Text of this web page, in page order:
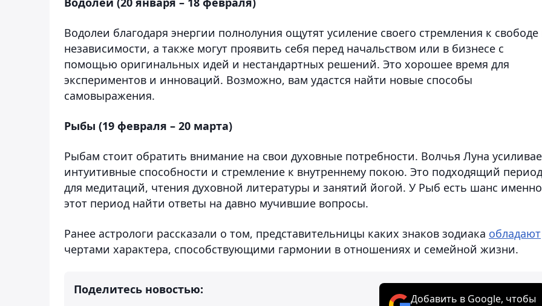
Водолеи благодаря энергии полнолуния ощутят усиление своего стремления к свободе
независимости, а также могут проявить себя перед начальством или в бизнесе с
помощью оригинальных идей и нестандартных решений. Это хорошее время для
экспериментов и инноваций. Возможно, вам удастся найти новые способы
самовыражения.
Рыбы (19 февраля – 20 марта)
Рыбам стоит обратить внимание на свои духовные потребности. Волчья Луна
интуитивные способности и стремление к внутреннему покою. Это подходящий период
для медитаций, чтения духовной литературы и занятий йогой. У Рыб есть шанс
этот период найти ответы на давно мучившие вопросы.
Ранее астрологи рассказали о том, представительницы каких знаков зодиака обладают
чертами характера, способствующими гармонии в отношениях и семейной жизни.
Поделитесь новостью:
Добавить в Google, чтобы